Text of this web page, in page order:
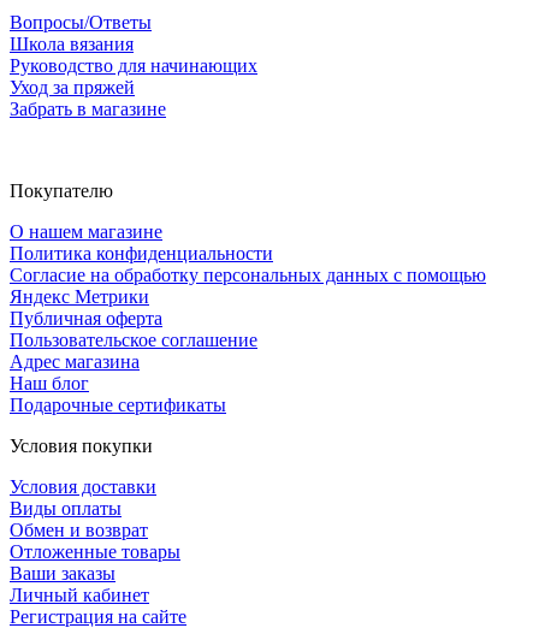
Вопросы/Ответы
Школа вязания
Руководство для начинающих
Уход за пряжей
Забрать в магазине
Покупателю
О нашем магазине
Политика конфиденциальности
Согласие на обработку персональных данных с помощью
Яндекс Метрики
Публичная оферта
Пользовательское соглашение
Адрес магазина
Наш блог
Подарочные сертификаты
Условия покупки
Условия доставки
Виды оплаты
Обмен и возврат
Отложенные товары
Ваши заказы
Личный кабинет
Регистрация на сайте